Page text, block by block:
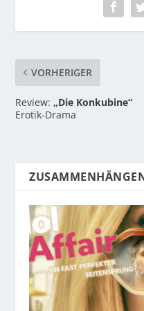
VORHERIGER
Review:„Die Konkubine“
Erotik-Drama